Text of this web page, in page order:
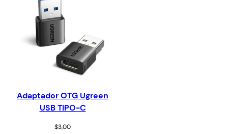
Adaptador OTG Ugreen
USB TIPO-C
$3,00